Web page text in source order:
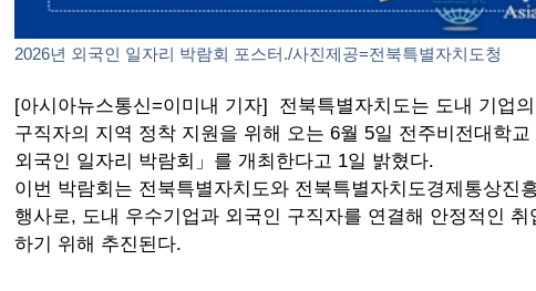
2026년 외국인 일자리 박람회 포스터./사진제공=전북특별자치도청
[아시아뉴스통신=이미내 기자] 전북특별자치도는 도내 기업
구직자의 지역 정착 지원을 위해 오는 6월 5일 전주비전대학교
외국인 일자리 박람회」를 개최한다고 1일 밝혔다.
이번 박람회는 전북특별자치도와 전북특별자치도경제통상진
행사로, 도내 우수기업과 외국인 구직자를 연결해 안정적인 취
하기 위해 추진된다.